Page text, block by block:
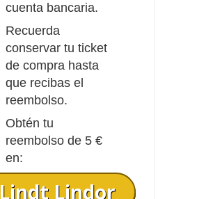
cuenta bancaria.
Recuerda
conservar tu ticket
de compra hasta
que recibas el
reembolso.
Obtén tu
reembolso de 5 €
en:
Lindt Lindor